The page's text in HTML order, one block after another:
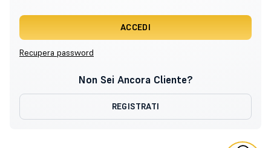
ACCEDI
Recupera password
Non Sei Ancora Cliente?
REGISTRATI